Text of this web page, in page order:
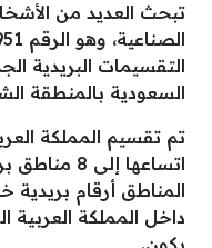
تبحث العديد من
التقسيمات البريدية
السعودية بالمنطقة
تم تقسيم المملكة
اتساعها
المناطق أرقام
داخل المملكة